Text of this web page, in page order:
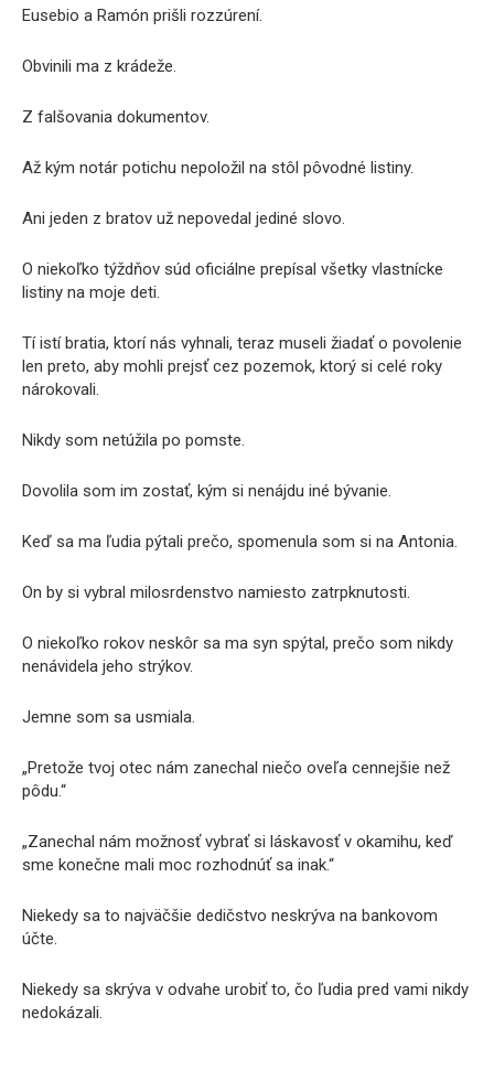
Eusebio a Ramón prišli rozzúrení.
Obvinili ma z krádeže.
Z falšovania dokumentov.
Až kým notár potichu nepoložil na stôl pôvodné listiny.
Ani jeden z bratov už nepovedal jediné slovo.
O niekoľko týždňov súd oficiálne prepísal všetky vlastnícke
listiny na moje deti.
Tí istí bratia, ktorí nás vyhnali, teraz museli žiadať o povolenie
len preto, aby mohli prejsť cez pozemok, ktorý si celé roky
nárokovali.
Nikdy som netúžila po pomste.
Dovolila som im zostať, kým si nenájdu iné bývanie.
Keď sa ma ľudia pýtali prečo, spomenula som si na Antonia.
On by si vybral milosrdenstvo namiesto zatrpknutosti.
O niekoľko rokov neskôr sa ma syn spýtal, prečo som nikdy
nenávidela jeho strýkov.
Jemne som sa usmiala.
„Pretože tvoj otec nám zanechal niečo oveľa cennejšie než
pôdu.“
„Zanechal nám možnosť vybrať si láskavosť v okamihu, keď
sme konečne mali moc rozhodnúť sa inak.“
Niekedy sa to najväčšie dedičstvo neskrýva na bankovom
účte.
Niekedy sa skrýva v odvahe urobiť to, čo ľudia pred vami nikdy
nedokázali.